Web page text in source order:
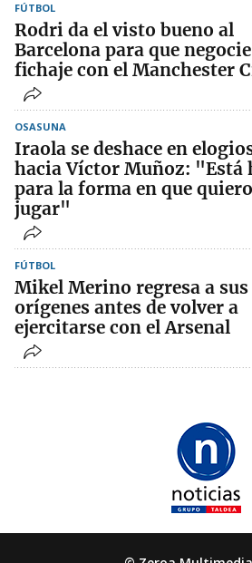
FÚTBOL
Rodri da el visto bueno al
Barcelona para que
fichaje con el Manchester
OSASUNA
Iraola se deshace en
hacia Víctor Muñoz: "Está
para la forma en que quiero
jugar"
FÚTBOL
Mikel Merino regresa a sus
orígenes antes de volver a
ejercitarse con el Arsenal